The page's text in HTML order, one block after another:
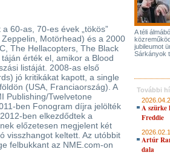
60-as, 70-es évek „tökös”
Motörhead) és a 2000
The Hellacopters, The Black
érték el, amikor a Blood
listáját. 2008-as első
jó kritikákat kapott, a single
(USA, Franciaország). A
Publishing/Twelvetone
ben Fonogram díjra jelölték
ben elkezdődtek a
előzetesen megjelent két
visszhangot keltett. Az utóbbit
felbukkant az NME.com-on
A téli
jubileumot
Sárkányok
További
A szürke
Freddie
Artúr
dala